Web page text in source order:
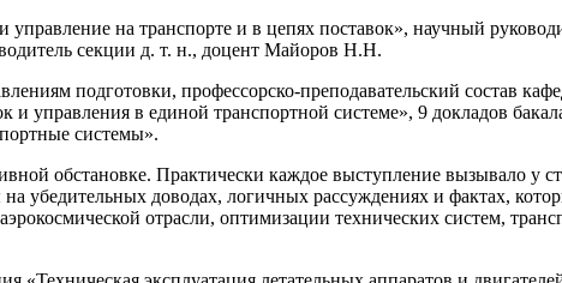
управление на транспорте и в цепях поставок», научный
секции д. т. н., доцент Майоров Н.Н.
подготовки, профессорско-преподавательский состав
и управления в единой транспортной системе», 9 докладов
системы».
обстановке. Практически каждое выступление вызывало у
убедительных доводах, логичных рассуждениях и фактах,
отрасли, оптимизации технических систем,